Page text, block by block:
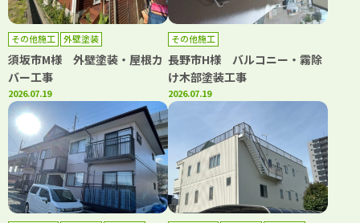
その他施工 外壁塗装
須坂市M様 外壁塗装・屋根カ
バー工事
2026.07.19
その他施工
長野市H様 バルコニー・霧除
け木部塗装工事
2026.07.19